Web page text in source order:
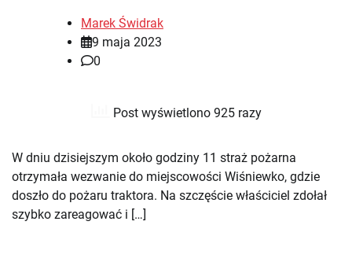
Marek Świdrak
9 maja 2023
0
Post wyświetlono 925 razy
W dniu dzisiejszym około godziny 11 straż pożarna
otrzymała wezwanie do miejscowości Wiśniewko, gdzie
doszło do pożaru traktora. Na szczęście właściciel zdołał
szybko zareagować i […]